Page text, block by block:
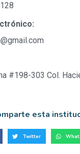
#198-303 Col.
esta
Twitter
sumarte!